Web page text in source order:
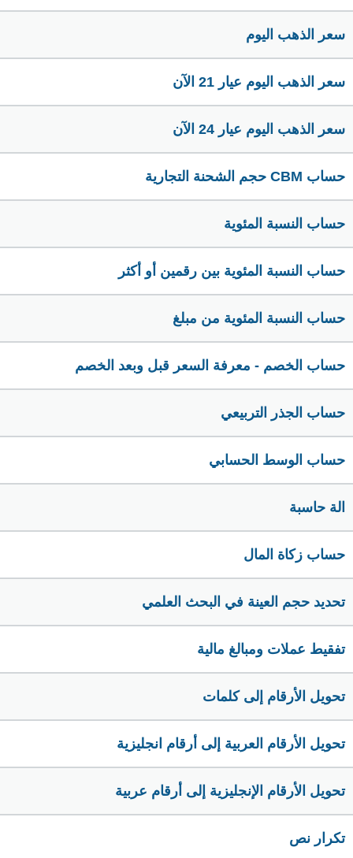
سعر الذهب اليوم
سعر الذهب اليوم عيار 21 الآن
سعر الذهب اليوم عيار 24 الآن
حساب CBM حجم الشحنة التجارية
حساب النسبة المئوية
حساب النسبة المئوية بين رقمين أو أكثر
حساب النسبة المئوية من مبلغ
حساب الخصم - معرفة السعر قبل وبعد الخصم
حساب الجذر التربيعي
حساب الوسط الحسابي
الة حاسبة
حساب زكاة المال
تحديد حجم العينة في البحث العلمي
تفقيط عملات ومبالغ مالية
تحويل الأرقام إلى كلمات
تحويل الأرقام العربية إلى أرقام انجليزية
تحويل الأرقام الإنجليزية إلى أرقام عربية
تكرار نص